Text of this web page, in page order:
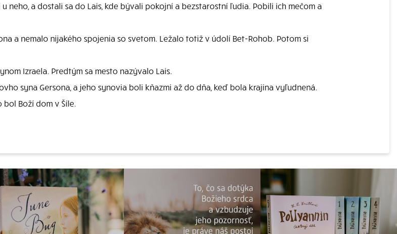
neho, a dostali sa do Lais, kde bývali pokojní a bezstarostní ľudia. Pobili ich mečom a
a nemalo nijakého spojenia so svetom. Ležalo totiž v údolí Bet-Rohob. Potom si
Izraela. Predtým sa mesto nazývalo Lais.
syna Gersona, a jeho synovia boli kňazmi až do dňa, keď bola krajina vyľudnená.
Boží dom v Šíle.